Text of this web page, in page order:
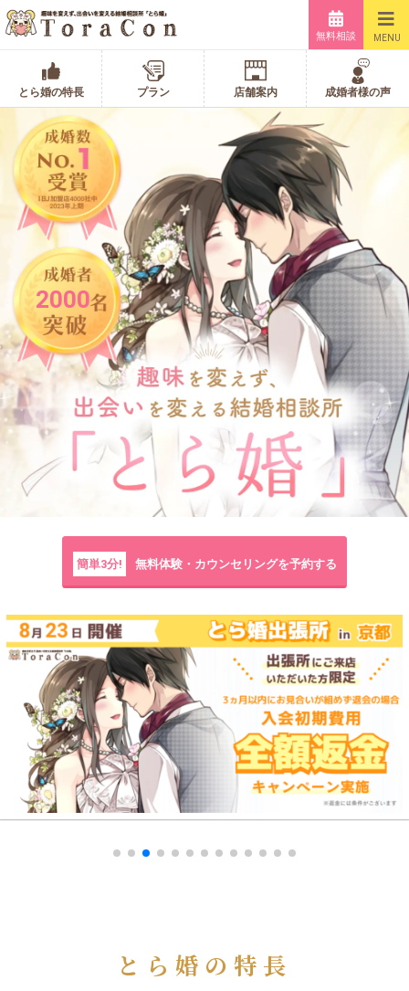
無料相談 MENU
とら婚の特長 プラン 店舗案内 成婚者様の声
2000
簡単3分! 無料体験・カウンセリングを予約する
とら婚の特長